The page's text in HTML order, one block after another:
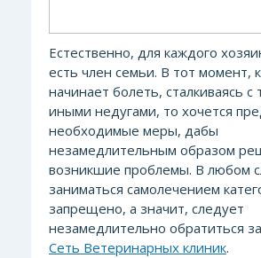
Естественно, для каждого
есть член семьи. В тот момент,
начинает болеть, сталкиваясь с
иными недугами, то хочется
необходимые меры, дабы
незамедлительным образом
возникшие проблемы. В любом
заниматься самолечением
запрещено, а значит, следует
незамедлительно обратиться
Сеть Ветеринарных клиник.